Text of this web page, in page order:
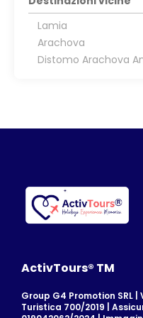
Lamia
Arachova
Distomo Arachova
ActivTours® TM
Group G4 Promotion SRL |
Turistica 700/2019 |